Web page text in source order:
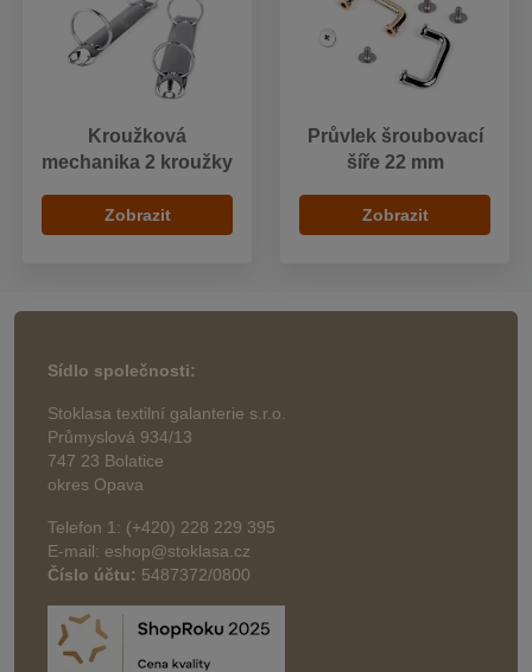
Kroužková
mechanika 2 kroužky
Zobrazit
Průvlek šroubovací
šíře 22 mm
Zobrazit
Sídlo společnosti:
Stoklasa textilní galanterie s.r.o.
Průmyslová 934/13
747 23 Bolatice
okres Opava
Telefon 1: (+420) 228 229 395
E-mail: eshop@stoklasa.cz
Číslo účtu: 5487372/0800